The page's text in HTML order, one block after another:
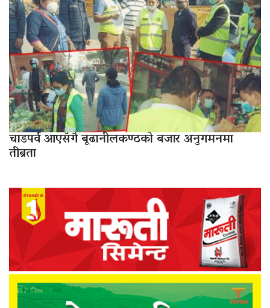
चाडपर्व आएसँगै बूढानीलकण्ठको बजार अनुगमनमा
तीब्रता